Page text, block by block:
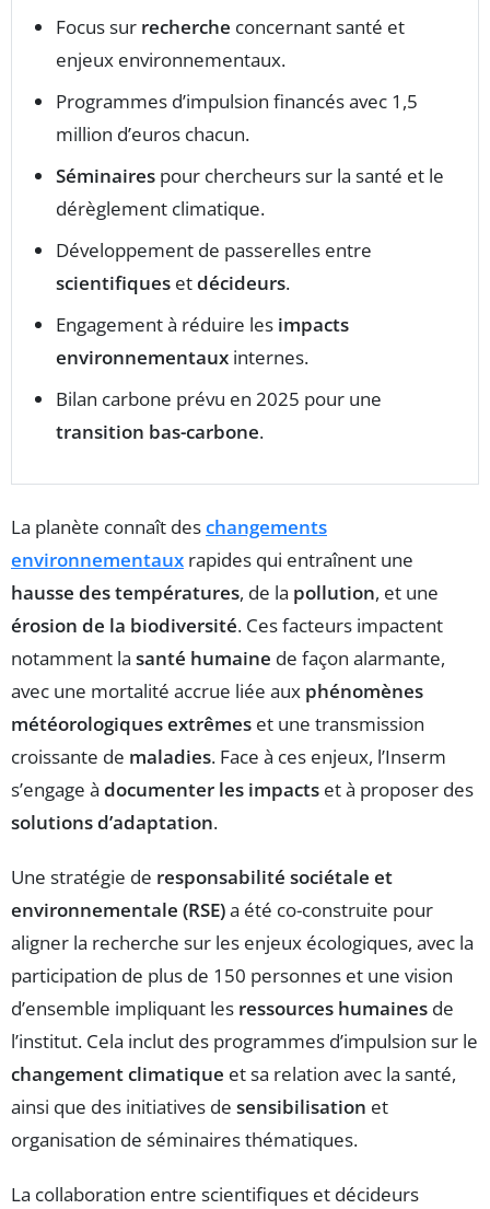
Focus sur recherche concernant santé et
enjeux environnementaux.
Programmes d’impulsion financés avec 1,5
million d’euros chacun.
Séminaires pour chercheurs sur la santé et le
dérèglement climatique.
Développement de passerelles entre
scientifiques etdécideurs.
Engagement à réduire les impacts
environnementaux internes.
Bilan carbone prévu en 2025 pour une
transition bas-carbone.
La planète connaît deschangements
environnementaux rapides qui entraînent une
hausse des températures, de la pollution, et une
érosion de la biodiversité. Ces facteurs impactent
notamment la santé humaine de façon alarmante,
avec une mortalité accrue liée aux phénomènes
météorologiques extrêmes et une transmission
croissante de maladies. Face à ces enjeux, l’Inserm
s’engage à documenter les impacts et à proposer des
solutions d’adaptation.
Une stratégie de responsabilité sociétale et
environnementale (RSE)a été co-construite pour
aligner la recherche sur les enjeux écologiques, avec la
participation de plus de 150 personnes et une vision
d’ensemble impliquant les ressources humaines de
l’institut. Cela inclut des programmes d’impulsion sur le
changement climatique et sa relation avec la santé,
ainsi que des initiatives de sensibilisation et
organisation de séminaires thématiques.
La collaboration entre scientifiques et décideurs